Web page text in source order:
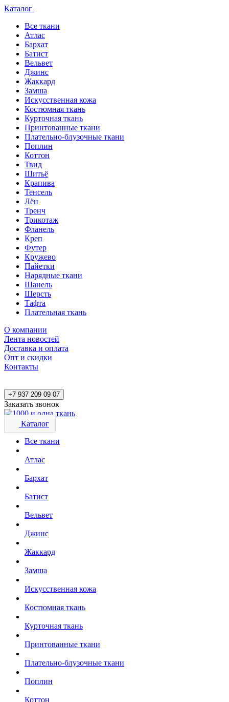
Каталог
Все ткани
Атлас
Бархат
Батист
Вельвет
Джинс
Жаккард
Замша
Искусственная кожа
Костюмная ткань
Курточная ткань
Принтованные ткани
Плательно-блузочные ткани
Поплин
Коттон
Твид
Шитьё
Крапива
Тенсель
Лён
Тренч
Трикотаж
Фланель
Креп
Футер
Кружево
Пайетки
Нарядные ткани
Шанель
Шерсть
Тафта
Плательная ткань
О компании
Лента новостей
Доставка и оплата
Опт и скидки
Контакты
+7 937 209 09 07
Заказать звонок
Каталог
Все ткани
Атлас
Бархат
Батист
Вельвет
Джинс
Жаккард
Замша
Искусственная кожа
Костюмная ткань
Курточная ткань
Принтованные ткани
Плательно-блузочные ткани
Поплин
Коттон